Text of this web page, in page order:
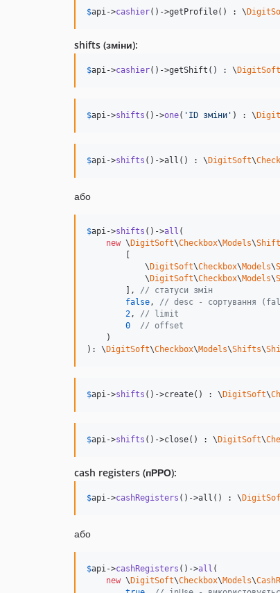
$api->cashier()->getProfile() : \
shifts (зміни):
$api->cashier()->getShift() : \ DigitSoft
$api->shifts ()->one( ' ID зміни ' ) : \
$api->shifts ()->all() : \ DigitSoft\
або
$api->shifts ()->all (
new \ DigitSoft\Checkbox\Models\
            \
DigitSoft\Checkbox\Models\
            \
DigitSoft\Checkbox\Models\
        ],
// статуси змін
false, // desc - сортування
2, // limit
0
// offset
    )
): \ DigitSoft\Checkbox\Models\Shifts\
$api->shifts ()->create() : \ DigitSoft\
$api->shifts ()->close() : \ DigitSoft\
cash registers (пРРО):
$api->cashRegisters ()->all() : \
або
$api->cashRegisters ()->all (
new \ DigitSoft\Checkbox\Models\